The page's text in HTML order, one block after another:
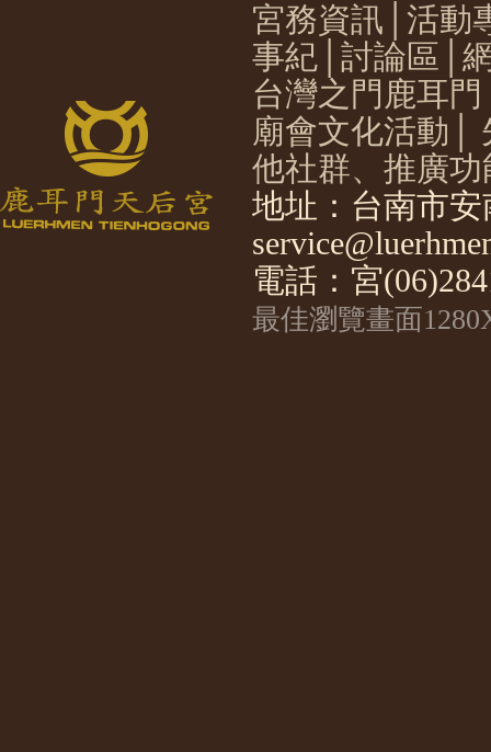
宮務資訊
活動
事紀
討論區
台灣之門鹿耳門
廟會文化活動
他社群、推廣功
地址：台南市
電話：宮
最佳瀏覽畫面